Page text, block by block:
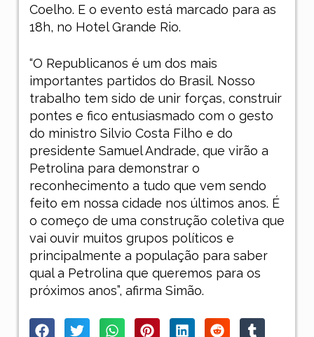
Coelho. E o evento está marcado para as
18h, no Hotel Grande Rio.
“O Republicanos é um dos mais
importantes partidos do Brasil. Nosso
trabalho tem sido de unir forças, construir
pontes e fico entusiasmado com o gesto
do ministro Silvio Costa Filho e do
presidente Samuel Andrade, que virão a
Petrolina para demonstrar o
reconhecimento a tudo que vem sendo
feito em nossa cidade nos últimos anos. É
o começo de uma construção coletiva que
vai ouvir muitos grupos políticos e
principalmente a população para saber
qual a Petrolina que queremos para os
próximos anos”, afirma Simão.